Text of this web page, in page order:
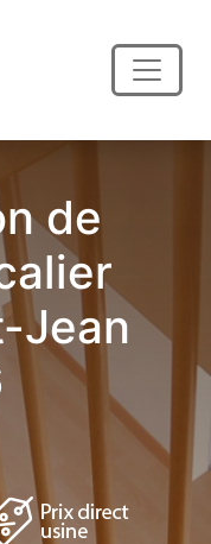
de
Jean